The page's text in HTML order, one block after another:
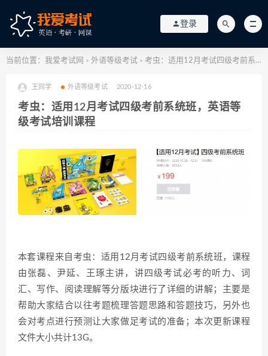
登录
当前位置： 我爱考试网 > 外语等级考试 > 考虫：适用12月考试四级考前系统班，英语等级考试培训课程
王同学 外语等级考试 2020-12-16
考虫：适用12月考试四级考前系统班，英语等
级考试培训课程
本套课程来自考虫：适用12月考试四级考前系统班，课程
由张磊、尹延、王琢主讲，讲四级考试必考的听力、词
汇、写作、阅读理解等分版块进行了详细的讲解；主要是
帮助大家结合以往考题梳理答题思路和答题技巧，另外也
会对考点进行预测让大家做足考试的准备；本次更新课程
文件大小共计13G。